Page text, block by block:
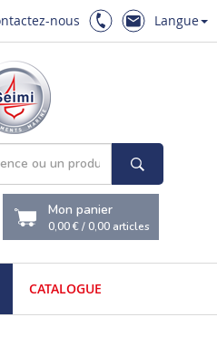
nous Langue
Mon panier
0,00 €/0,00 articles
CATALOGUE